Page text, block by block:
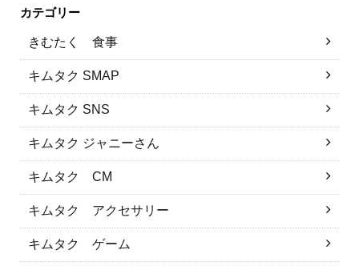
カテゴリー
きむたく 食事
キムタク SMAP
キムタク SNS
キムタク ジャニーさん
キムタク CM
キムタク アクセサリー
キムタク ゲーム